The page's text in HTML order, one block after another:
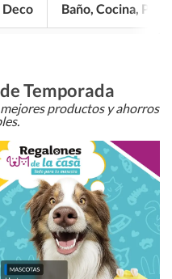
Deco Baño, Cocina, Pisos
Temporada
productos y ahorros